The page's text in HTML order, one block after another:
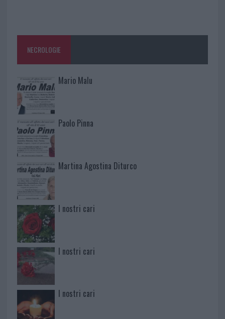
NECROLOGIE
Mario Malu
Paolo Pinna
Martina Agostina Diturco
I nostri cari
I nostri cari
I nostri cari